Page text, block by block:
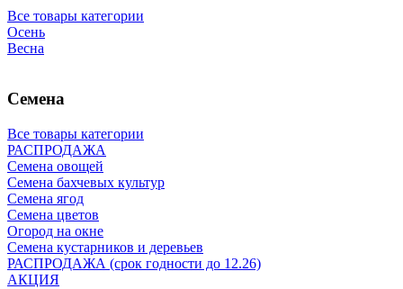
Все товары категории
Осень
Весна
Семена
Все товары категории
РАСПРОДАЖА
Семена овощей
Семена бахчевых культур
Семена ягод
Семена цветов
Огород на окне
Семена кустарников и деревьев
РАСПРОДАЖА (срок годности до 12.26)
АКЦИЯ